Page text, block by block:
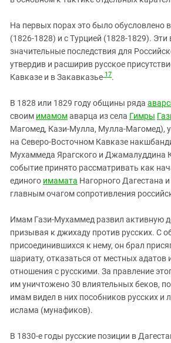
На первых порах это было обусловлено
(1826-1828) и с Турцией (1828-1829).
значительные последствия для
утвердив и расширив русское
Кавказе и в Закавказье 17.
В 1828 или 1829 году общины ряда
своим имамомаварца из села Гимры
Магомед, Кази-Мулла, Мулла-Магомед),
на Северо-Восточном Кавказе
Мухаммеда Ярагского и Джамалуддина
событие принято рассматривать как
единого имамата Нагорного Дагестана
главным очагом сопротивления
Имам Гази-Мухаммед развил активную
призывая к джихаду против русских. С
присоединившихся к нему, он брал
шариату, отказаться от местных адатов
отношения с русскими. За правление
им уничтожено 30 влиятельных беков,
имам видел в них пособников русских и
ислама (мунафиков).
В 1830-е годы русские позиции в